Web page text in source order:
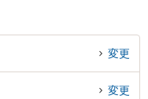
変更
変更